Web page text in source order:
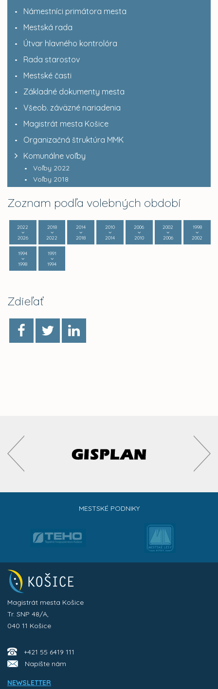
Námestníci primátora mesta
Mestská rada
Útvar hlavného kontrolóra
Rada starostov
Mestské časti
Základné dokumenty mesta
Všeob. záväzné nariadenia
Magistrát mesta Košice
Organizačná štruktúra MMK
Komunálne voľby
Voľby 2022
Voľby 2018
Zoznam podľa volebných období
2022
2026
2018
2022
2014
2018
2010
2014
2006
2010
2002
2006
1998
2002
1994
1998
1991
1994
Zdieľať
MESTSKÉ PODNIKY
Magistrát mesta Košice
Tr. SNP 48/A,
040 11 Košice
+421 55 6419 111
Napíšte nám
NEWSLETTER